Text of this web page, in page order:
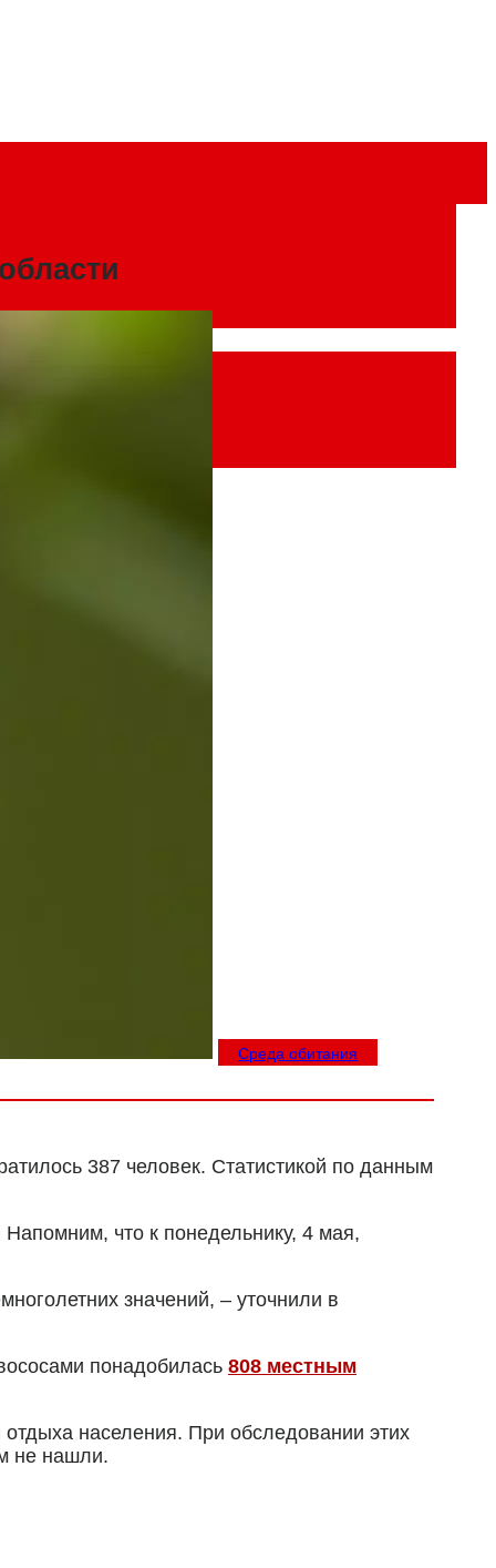
Среда обитания
387 человек. Статистикой по данным
что к понедельнику, 4 мая,
значений, – уточнили в
понадобилась 808 местным
населения. При обследовании этих
не нашли.